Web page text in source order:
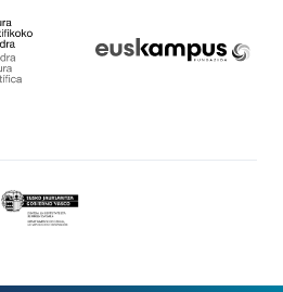
Eusko
Jaurlaritza